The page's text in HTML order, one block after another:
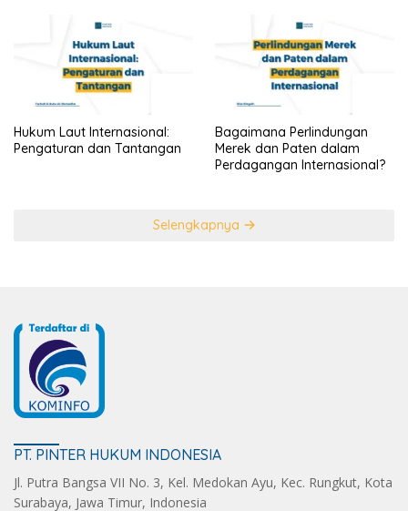
Hukum Laut Internasional:
Pengaturan dan Tantangan
Bagaimana Perlindungan
Merek dan Paten dalam
Perdagangan Internasional?
Selengkapnya
PT. PINTER HUKUM INDONESIA
Jl. Putra Bangsa VII No. 3, Kel. Medokan Ayu, Kec. Rungkut, Kota
Surabaya, Jawa Timur, Indonesia